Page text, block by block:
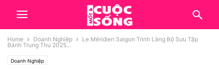
Home Doanh Nghiệp
Le Méridien Saigon Trình Làng Bộ Sưu Tập
Bánh Trung Thu 2025...
Doanh Nghiệp